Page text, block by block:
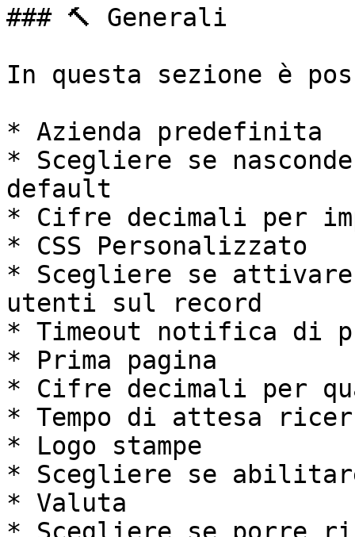
### 🔨 Generali
In questa sezione è
* Azienda predefinita
* Scegliere se
default
* Cifre decimali per
* CSS Personalizzato
* Scegliere se
utenti sul record
* Timeout notifica di
* Prima pagina
* Cifre decimali per
* Tempo di attesa
* Logo stampe
* Scegliere se
* Valuta